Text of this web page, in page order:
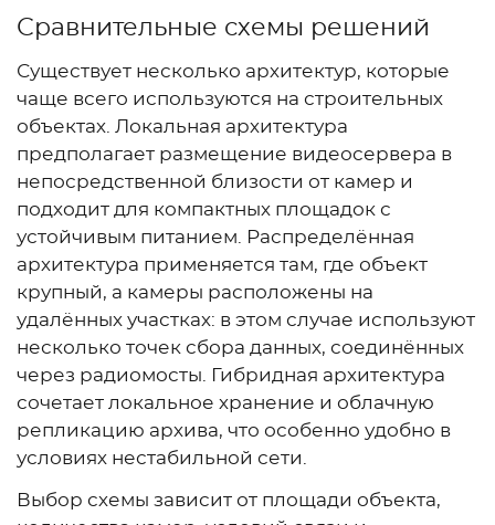
Сравнительные схемы решений
Существует несколько архитектур, которые
чаще всего используются на строительных
объектах. Локальная архитектура
предполагает размещение видеосервера в
непосредственной близости от камер и
подходит для компактных площадок с
устойчивым питанием. Распределённая
архитектура применяется там, где объект
крупный, а камеры расположены на
удалённых участках: в этом случае используют
несколько точек сбора данных, соединённых
через радиомосты. Гибридная архитектура
сочетает локальное хранение и облачную
репликацию архива, что особенно удобно в
условиях нестабильной сети.
Выбор схемы зависит от площади объекта,